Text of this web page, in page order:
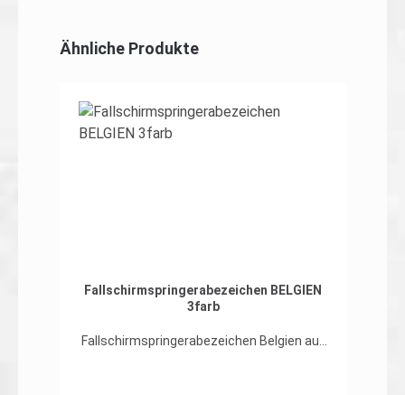
Produktgalerie überspringen
Ähnliche Produkte
Fallschirmspringerabezeichen BELGIEN
3farb
Fallschirmspringerabezeichen Belgien auf